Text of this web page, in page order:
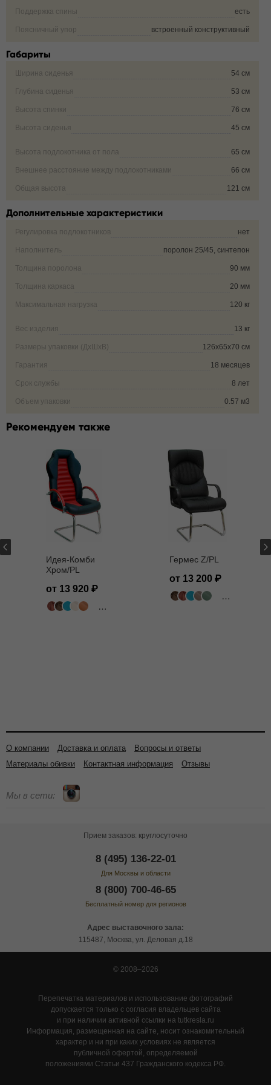
Поддержка спины есть
Поясничный упор встроенный конструктивный
Габариты
Ширина сиденья 54 см
Глубина сиденья 53 см
Высота спинки 76 см
Высота сиденья 45 см
Высота подлокотника от пола 65 см
Внешнее расстояние между подлокотниками 66 см
Общая высота 121 см
Дополнительные характеристики
Регулировка подлокотников нет
Наполнитель поролон 25/45, синтепон
Толщина поролона 90 мм
Толщина каркаса 20 мм
Максимальная нагрузка 120 кг
Вес изделия 13 кг
Размеры упаковки (ДxШxВ) 126х65х70 см
Гарантия 18 месяцев
Срок службы 8 лет
Объем упаковки 0.57 м3
Рекомендуем также
Идея-Комби
Хром/PL
от 13 920
502 цвета
Гермес Z/PL
от 13 200
502 цвета
О компании Доставка и оплата
Вопросы и ответы
Материалы обивки
Контактная информация Отзывы
Мы в сети:
Прием заказов: круглосуточно
8 (495) 136-22-01
Для Москвы и области
8 (800) 700-46-65
Бесплатный номер для регионов
Адрес выставочного зала:
115487, Москва, ул. Деловая д.18
© 2008–2026
Перепечатка материалов и использование фотографий
допускается только с согласия владельцев сайта
и при наличии активной ссылки на tutkresla.ru
Информация, размещенная на сайте, носит ознакомительный
характер и ни при каких условиях не является
публичной офертой, определяемой
положениями Статьи 437 Гражданского кодекса РФ.